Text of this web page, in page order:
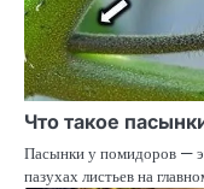
Что такое
Пасынки у помидоров —
пазухах листьев на